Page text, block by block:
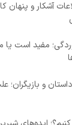
آشکار و پنهان
مفید است یا
و بازیگران؛